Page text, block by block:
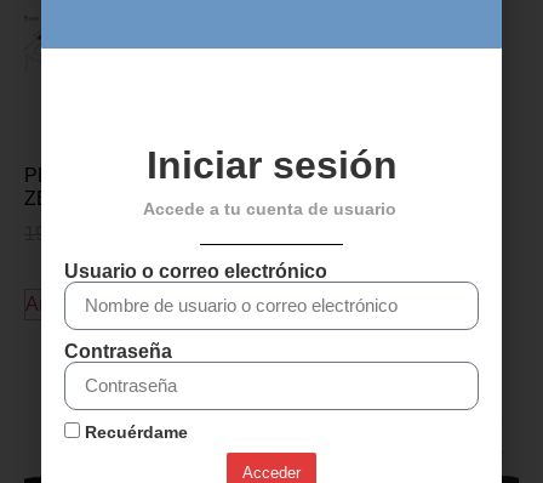
PROTECCION CUADRO
ZEFAL SKIN AMOR – M
Añadir al carrito
Descubre más productos
Iniciar sesión
Accede a tu cuenta de usuario
Usuario o correo electrónico
Contraseña
Recuérdame
Acceder